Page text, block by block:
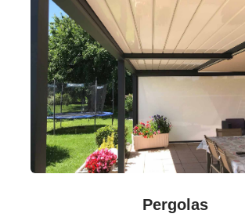
Pergolas